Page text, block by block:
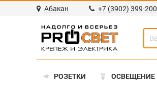
Абакан +7 (3902) 399-200
РОЗЕТКИ ОСВЕЩЕНИЕ